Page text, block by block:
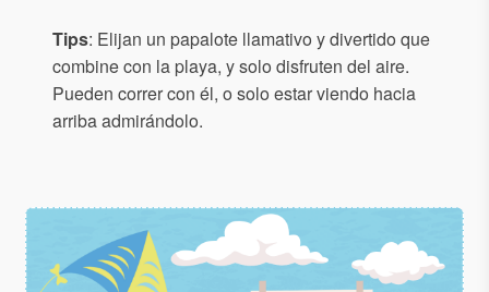
Tips: Elijan un papalote llamativo y divertido que
combine con la playa, y solo disfruten del aire.
Pueden correr con él, o solo estar viendo hacia
arriba admirándolo.